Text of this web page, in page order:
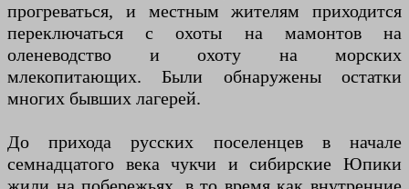
прогреваться, и местным жителям приходится
переключаться с охоты на мамонтов на
оленеводство и охоту на морских
млекопитающих. Были обнаружены остатки
многих бывших лагерей.
До прихода русских поселенцев в начале
семнадцатого века чукчи и сибирские Юпики